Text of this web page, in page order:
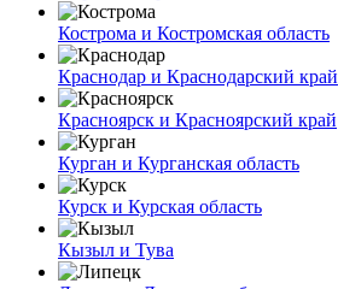
Кострома и Костромская область
Краснодар и Краснодарский край
Красноярск и Красноярский край
Курган и Курганская область
Курск и Курская область
Кызыл и Тува